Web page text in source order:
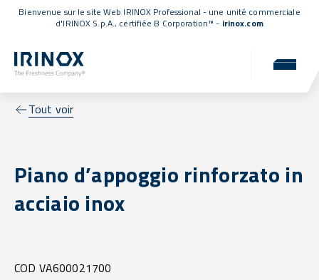
Bienvenue sur le site Web IRINOX Professional - une unité commerciale
d'IRINOX S.p.A., certifiée B Corporation™ - irinox.com
Tout voir
Piano d’appoggio rinforzato in
acciaio inox
COD VA600021700